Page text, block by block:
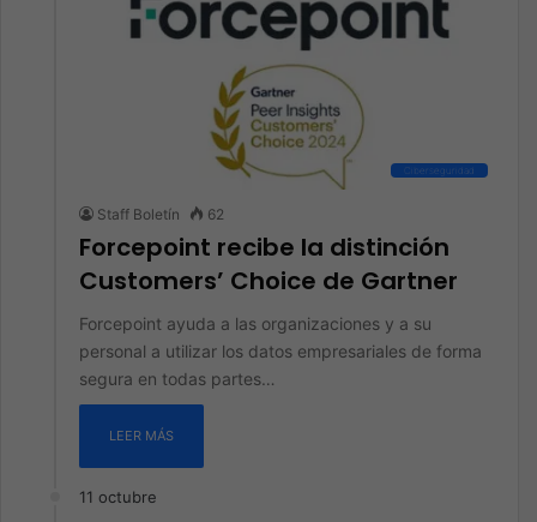
Ciberseguridad
Staff Boletín 62
Forcepoint recibe la distinción
Customers’ Choice de Gartner
Forcepoint ayuda a las organizaciones y a su
personal a utilizar los datos empresariales de forma
segura en todas partes…
LEER MÁS
11 octubre